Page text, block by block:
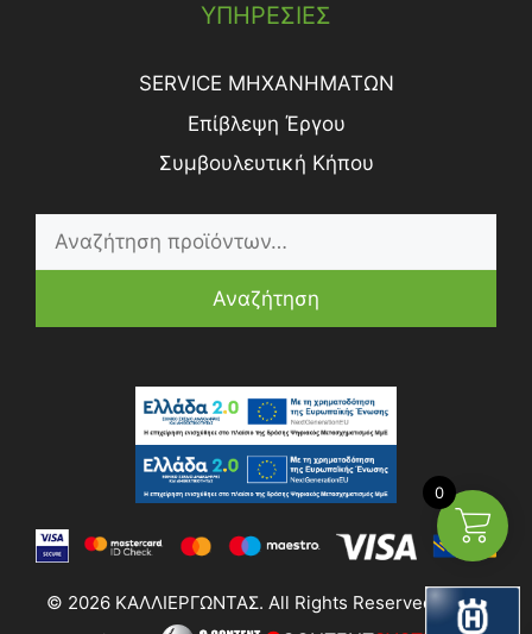
ΥΠΗΡΕΣΙΕΣ
SERVICE ΜΗΧΑΝΗΜΑΤΩΝ
Επίβλεψη Έργου
Συμβουλευτική Κήπου
Αναζήτηση
© 2026 ΚΑΛΛΙΕΡΓΩΝΤΑΣ. All Rights Reserved | Web
0